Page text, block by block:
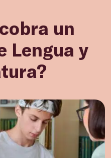
un
Lengua y